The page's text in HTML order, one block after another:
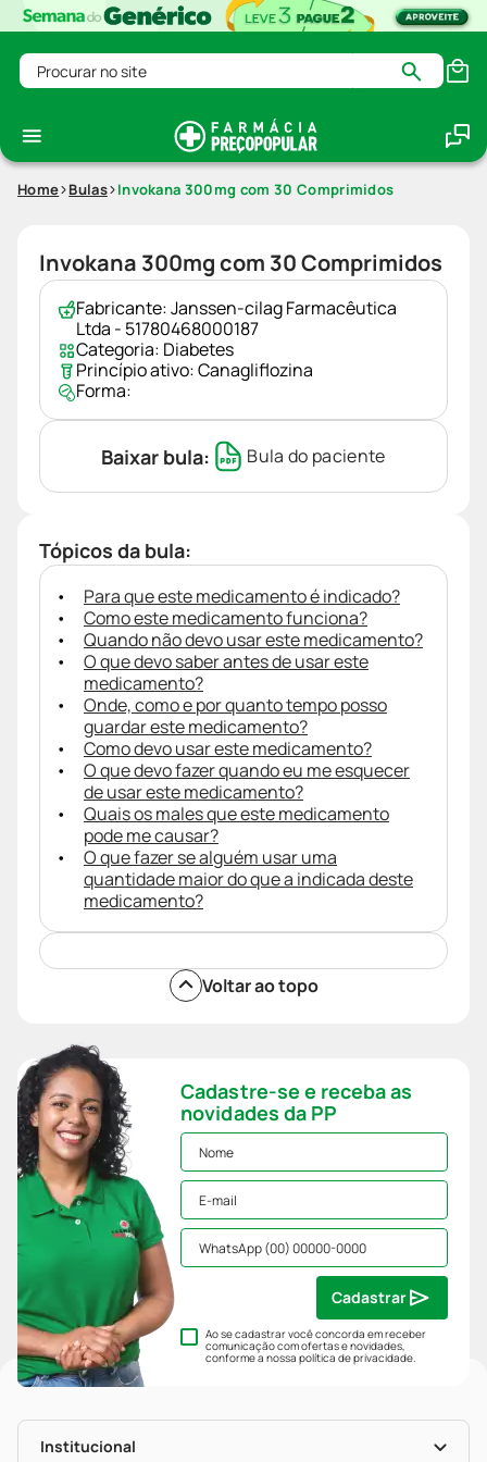
Procurar no site
Home Bulas Invokana 300mg com 30 Comprimidos
Invokana 300mg com 30 Comprimidos
Fabricante:Janssen-cilag Farmacêutica
Ltda - 51780468000187
Categoria: Diabetes
Princípio ativo:Canagliflozina
Forma:
Baixar bula: Bula do paciente
Tópicos da bula:
Para que este medicamento é indicado?
Como este medicamento funciona?
Quando não devo usar este medicamento?
O que devo saber antes de usar este
medicamento?
Onde, como e por quanto tempo posso
guardar este medicamento?
Como devo usar este medicamento?
O que devo fazer quando eu me esquecer
de usar este medicamento?
Quais os males que este medicamento
pode me causar?
O que fazer se alguém usar uma
quantidade maior do que a indicada deste
medicamento?
Voltar ao topo
Cadastre-se e receba as
novidades da PP
Ao se cadastrar você concorda em receber
comunicação com ofertas e novidades,
conforme a nossapolítica de privacidade.
Cadastrar
Institucional